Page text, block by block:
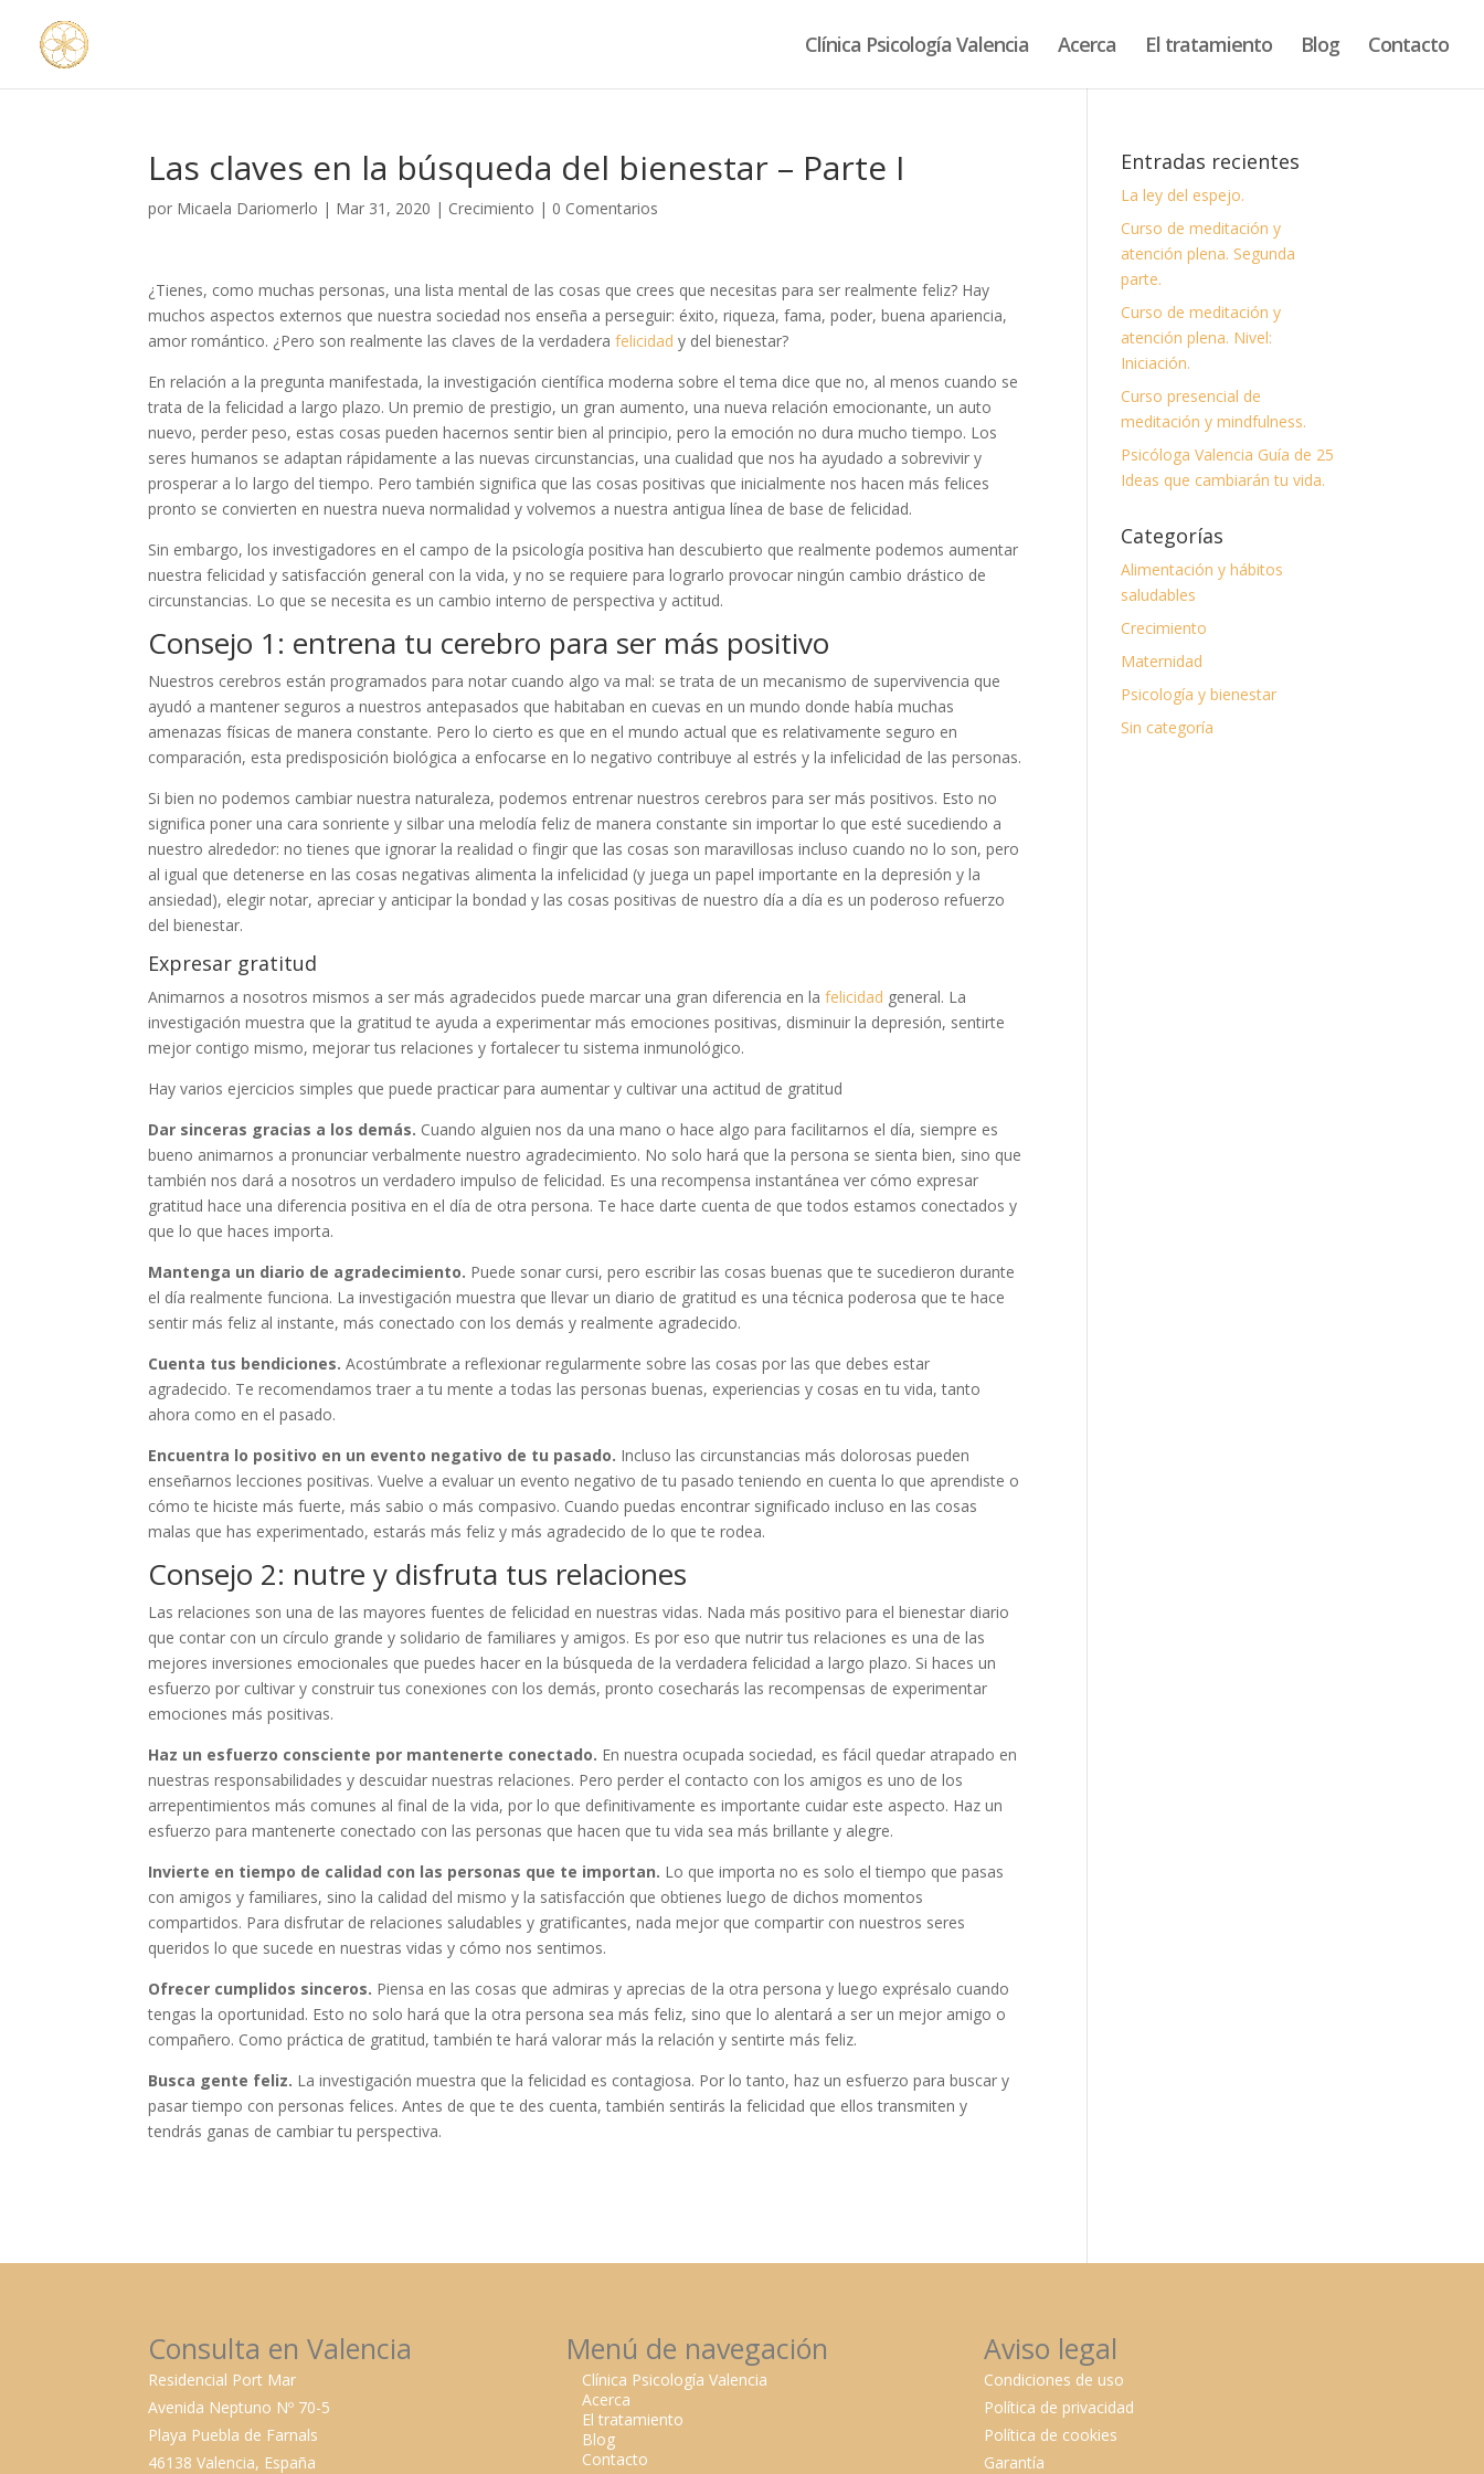
Clínica Psicología Valencia Acerca El tratamiento Blog Contacto
Las claves en la búsqueda del bienestar – Parte I
por Micaela Dariomerlo | Mar 31, 2020 | Crecimiento | 0 Comentarios
¿Tienes, como muchas personas, una lista mental de las cosas que crees que necesitas para ser realmente feliz? Hay
muchos aspectos externos que nuestra sociedad nos enseña a perseguir: éxito, riqueza, fama, poder, buena apariencia,
amor romántico. ¿Pero son realmente las claves de la verdaderafelicidady del bienestar?
En relación a la pregunta manifestada, la investigación científica moderna sobre el tema dice que no, al menos cuando se
trata de la felicidad a largo plazo. Un premio de prestigio, un gran aumento, una nueva relación emocionante, un auto
nuevo, perder peso, estas cosas pueden hacernos sentir bien al principio, pero la emoción no dura mucho tiempo. Los
seres humanos se adaptan rápidamente a las nuevas circunstancias, una cualidad que nos ha ayudado a sobrevivir y
prosperar a lo largo del tiempo. Pero también significa que las cosas positivas que inicialmente nos hacen más felices
pronto se convierten en nuestra nueva normalidad y volvemos a nuestra antigua línea de base de felicidad.
Sin embargo, los investigadores en el campo de la psicología positiva han descubierto que realmente podemos aumentar
nuestra felicidad y satisfacción general con la vida, y no se requiere para lograrlo provocar ningún cambio drástico de
circunstancias. Lo que se necesita es un cambio interno de perspectiva y actitud.
Consejo 1: entrena tu cerebro para ser más positivo
Nuestros cerebros están programados para notar cuando algo va mal: se trata de un mecanismo de supervivencia que
ayudó a mantener seguros a nuestros antepasados ​​que habitaban en cuevas en un mundo donde había muchas
amenazas físicas de manera constante. Pero lo cierto es que en el mundo actual que es relativamente seguro en
comparación, esta predisposición biológica a enfocarse en lo negativo contribuye al estrés y la infelicidad de las personas.
Si bien no podemos cambiar nuestra naturaleza, podemos entrenar nuestros cerebros para ser más positivos. Esto no
significa poner una cara sonriente y silbar una melodía feliz de manera constante sin importar lo que esté sucediendo a
nuestro alrededor: no tienes que ignorar la realidad o fingir que las cosas son maravillosas incluso cuando no lo son, pero
al igual que detenerse en las cosas negativas alimenta la infelicidad (y juega un papel importante en la depresión y la
ansiedad), elegir notar, apreciar y anticipar la bondad y las cosas positivas de nuestro día a día es un poderoso refuerzo
del bienestar.
Expresar gratitud
Animarnos a nosotros mismos a ser más agradecidos puede marcar una gran diferencia en lafelicidad general. La
investigación muestra que la gratitud te ayuda a experimentar más emociones positivas, disminuir la depresión, sentirte
mejor contigo mismo, mejorar tus relaciones y fortalecer tu sistema inmunológico.
Hay varios ejercicios simples que puede practicar para aumentar y cultivar una actitud de gratitud
Dar sinceras gracias a los demás. Cuando alguien nos da una mano o hace algo para facilitarnos el día, siempre es
bueno animarnos a pronunciar verbalmente nuestro agradecimiento. No solo hará que la persona se sienta bien, sino que
también nos dará a nosotros un verdadero impulso de felicidad. Es una recompensa instantánea ver cómo expresar
gratitud hace una diferencia positiva en el día de otra persona. Te hace darte cuenta de que todos estamos conectados y
que lo que haces importa.
Mantenga un diario de agradecimiento. Puede sonar cursi, pero escribir las cosas buenas que te sucedieron durante
el día realmente funciona. La investigación muestra que llevar un diario de gratitud es una técnica poderosa que te hace
sentir más feliz al instante, más conectado con los demás y realmente agradecido.
Cuenta tus bendiciones.Acostúmbrate a reflexionar regularmente sobre las cosas por las que debes estar
agradecido. Te recomendamos traer a tu mente a todas las personas buenas, experiencias y cosas en tu vida, tanto
ahora como en el pasado.
Encuentra lo positivo en un evento negativo de tu pasado. Incluso las circunstancias más dolorosas pueden
enseñarnos lecciones positivas. Vuelve a evaluar un evento negativo de tu pasado teniendo en cuenta lo que aprendiste o
cómo te hiciste más fuerte, más sabio o más compasivo. Cuando puedas encontrar significado incluso en las cosas
malas que has experimentado, estarás más feliz y más agradecido de lo que te rodea.
Consejo 2: nutre y disfruta tus relaciones
Las relaciones son una de las mayores fuentes de felicidad en nuestras vidas. Nada más positivo para el bienestar diario
que contar con un círculo grande y solidario de familiares y amigos. Es por eso que nutrir tus relaciones es una de las
mejores inversiones emocionales que puedes hacer en la búsqueda de la verdadera felicidad a largo plazo. Si haces un
esfuerzo por cultivar y construir tus conexiones con los demás, pronto cosecharás las recompensas de experimentar
emociones más positivas.
Haz un esfuerzo consciente por mantenerte conectado. En nuestra ocupada sociedad, es fácil quedar atrapado en
nuestras responsabilidades y descuidar nuestras relaciones. Pero perder el contacto con los amigos es uno de los
arrepentimientos más comunes al final de la vida, por lo que definitivamente es importante cuidar este aspecto. Haz un
esfuerzo para mantenerte conectado con las personas que hacen que tu vida sea más brillante y alegre.
Invierte en tiempo de calidad con las personas que te importan. Lo que importa no es solo el tiempo que pasas
con amigos y familiares, sino la calidad del mismo y la satisfacción que obtienes luego de dichos momentos
compartidos. Para disfrutar de relaciones saludables y gratificantes, nada mejor que compartir con nuestros seres
queridos lo que sucede en nuestras vidas y cómo nos sentimos.
Ofrecer cumplidos sinceros. Piensa en las cosas que admiras y aprecias de la otra persona y luego exprésalo cuando
tengas la oportunidad. Esto no solo hará que la otra persona sea más feliz, sino que lo alentará a ser un mejor amigo o
compañero. Como práctica de gratitud, también te hará valorar más la relación y sentirte más feliz.
Busca gente feliz. La investigación muestra que la felicidad es contagiosa. Por lo tanto, haz un esfuerzo para buscar y
pasar tiempo con personas felices. Antes de que te des cuenta, también sentirás la felicidad que ellos transmiten y
tendrás ganas de cambiar tu perspectiva.
Entradas recientes
La ley del espejo.
Curso de meditación y
atención plena. Segunda
parte.
Curso de meditación y
atención plena. Nivel:
Iniciación.
Curso presencial de
meditación y mindfulness.
Psicóloga Valencia Guía de 25
Ideas que cambiarán tu vida.
Categorías
Alimentación y hábitos
saludables
Crecimiento
Maternidad
Psicología y bienestar
Sin categoría
Consulta en Valencia
Residencial Port Mar
Avenida Neptuno Nº 70-5
Playa Puebla de Farnals
46138 Valencia, España
Menú de navegación
Clínica Psicología Valencia
Acerca
El tratamiento
Blog
Contacto
Aviso legal
Condiciones de uso
Política de privacidad
Política de cookies
Garantía